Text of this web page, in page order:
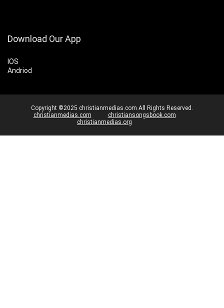
Download Our App
IOS
Andriod
Copyright ©2025 christianmedias.com All Rights Reserved.
christianmedias.com
christiansongsbook.com
christianmedias.org